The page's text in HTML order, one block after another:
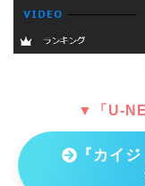
▼「U-
『カイジ